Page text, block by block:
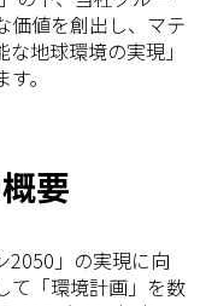
価値を創出し、マテ
地球環境の実現」
。
要
2050」の実現に向
て「環境計画」を数